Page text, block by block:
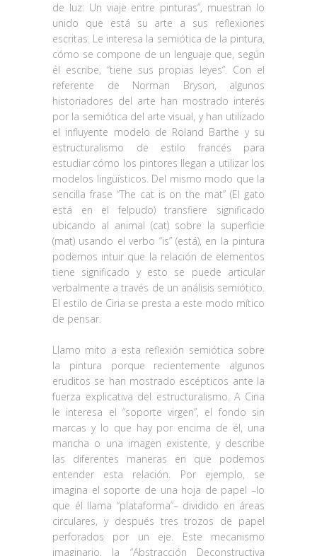
de luz: Un viaje entre pinturas”, muestran lo
unido que está su arte a sus reflexiones
escritas. Le interesa la semiótica de la pintura,
cómo se compone de un lenguaje que, según
él escribe, “tiene sus propias leyes”. Con el
referente de Norman Bryson, algunos
historiadores del arte han mostrado interés
por la semiótica del arte visual, y han utilizado
el influyente modelo de Roland Barthe y su
estructuralismo de estilo francés para
estudiar cómo los pintores llegan a utilizar los
modelos lingüísticos. Del mismo modo que la
sencilla frase “The cat is on the mat” (El gato
está en el felpudo) transfiere significado
ubicando al animal (cat) sobre la superficie
(mat) usando el verbo “is” (está), en la pintura
podemos intuir que la relación de elementos
tiene significado y esto se puede articular
verbalmente a través de un análisis semiótico.
El estilo de Ciria se presta a este modo mítico
de pensar.
Llamo mito a esta reflexión semiótica sobre
la pintura porque recientemente algunos
eruditos se han mostrado escépticos ante la
fuerza explicativa del estructuralismo. A Ciria
le interesa el “soporte virgen”, el fondo sin
marcas y lo que hay por encima de él, una
mancha o una imagen existente, y describe
las diferentes maneras en que podemos
entender esta relación. Por ejemplo, se
imagina el soporte de una hoja de papel –lo
que él llama “plataforma”– dividido en áreas
circulares, y después tres trozos de papel
perforados por un eje. Este mecanismo
imaginario, la “Abstracción Deconstructiva